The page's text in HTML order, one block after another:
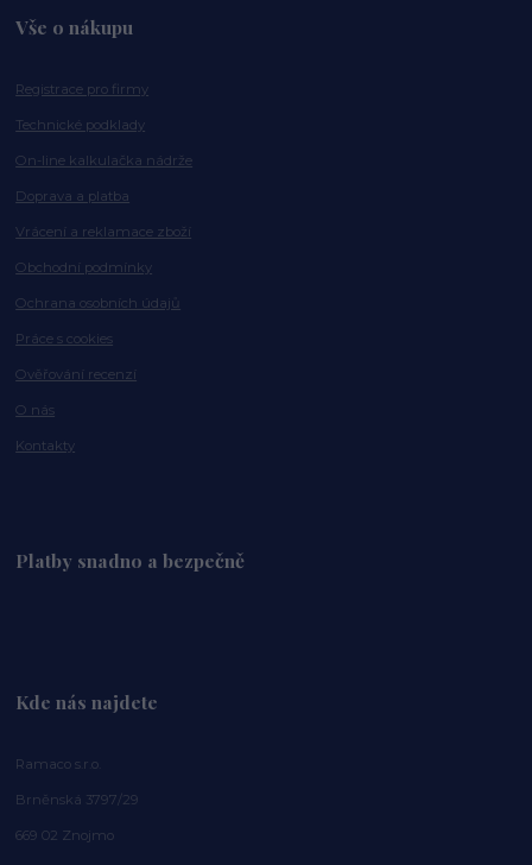
Vše o nákupu
Registrace pro firmy
Technické podklady
On-line kalkulačka nádrže
Doprava a platba
Vrácení a reklamace zboží
Obchodní podmínky
Ochrana osobních údajů
Práce s cookies
Ověřování recenzí
O nás
Kontakty
Platby snadno a bezpečně
Kde nás najdete
Ramaco s.r.o.
Brněnská 3797/29
669 02 Znojmo